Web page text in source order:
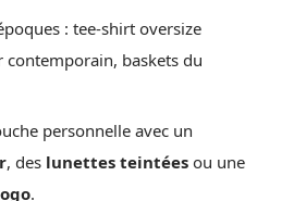
: tee-shirt oversize
contemporain, baskets du
personnelle avec un
, des lunettes teintées ou une
.